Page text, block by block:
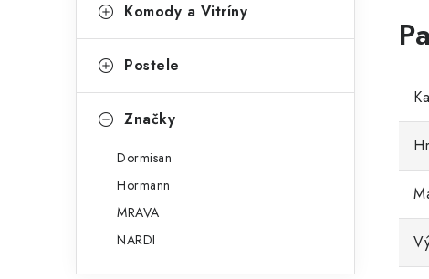
Komody a Vitríny
Postele
Značky
Dormisan
Hörmann
MRAVA
NARDI